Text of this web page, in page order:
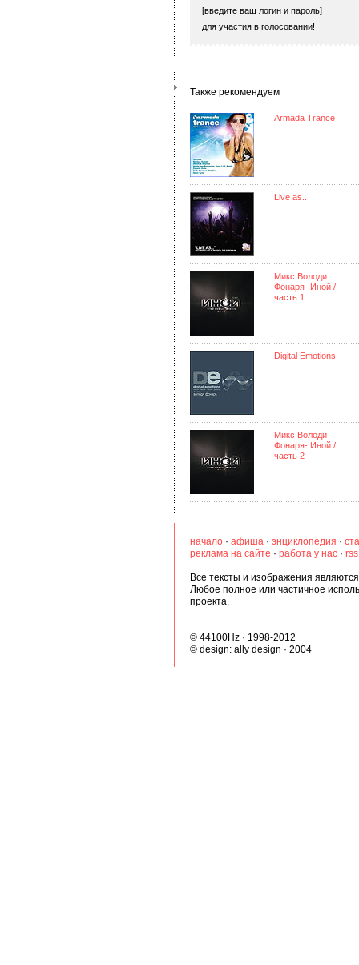
[введите ваш логин и пароль]
для участия в голосовании!
Также рекомендуем
Armada Trance
Live as..
Микс Володи
Фонаря- Иной /
часть 1
Digital Emotions
Микс Володи
Фонаря- Иной /
часть 2
начало · афиша · энциклопедия ·
реклама на сайте · работа у нас ·
Все тексты и изображения
Любое полное или частичное
проекта.
© 44100Hz · 1998-2012
© design: ally design · 2004